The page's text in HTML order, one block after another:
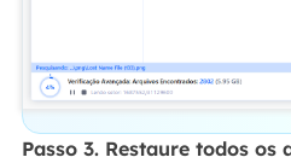
Passo 3. Restaure todos